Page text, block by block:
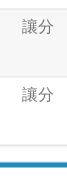
讓分
讓分